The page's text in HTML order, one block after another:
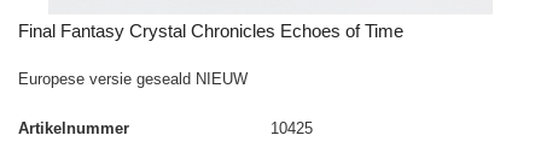
Final Fantasy Crystal Chronicles Echoes of Time
Europese versie geseald NIEUW
Artikelnummer
10425